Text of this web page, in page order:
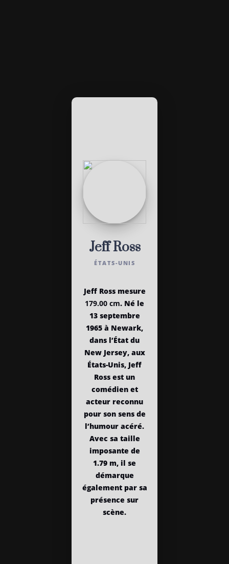
Jeff Ross
ÉTATS-UNIS
Jeff Ross mesure
179.00 cm. Né le
13 septembre
1965 à Newark,
dans l’État du
New Jersey, aux
États-Unis, Jeff
Ross est un
comédien et
acteur reconnu
pour son sens de
l’humour acéré.
Avec sa taille
imposante de
1.79 m, il se
démarque
également par sa
présence sur
scène.